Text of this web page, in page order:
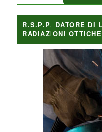
R.S.P.P. DATORE DI
RADIAZIONI